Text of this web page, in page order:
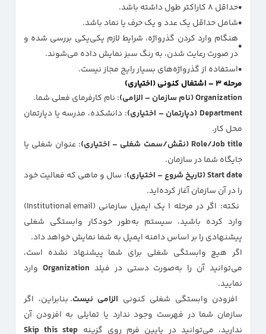
حداقل ۸ کاراکتر طول داشته باشد.
شامل حداقل یک عدد و یک حرف یا نماد باشد.
هنگام وارد کردن گذرواژه، شرایط لازم یکی‌یکی بررسی شده و
در صورت رعایت شدن، به رنگ سبز نمایش داده می‌شوند.
استفاده از گذرواژه‌های بسیار رایج مجاز نیست.
مرحله ۳ – اشتغال کنونی (اختیاری)
Organization (نام سازمان – الزامی)
: نام کارفرمای فعلی شما.
Department (دپارتمان – اختیاری)
: دانشکده، مدرسه یا دپارتمان
محل کار.
Role/Job title (نقش/سمت شغلی – اختیاری)
: عنوان شغلی یا
جایگاه شما در سازمان.
Start date (تاریخ شروع – اختیاری)
: سال و ماهی که فعالیت خود
را در آن سازمان آغاز کرده‌اید.
نکته: اگر در مرحله ۱ یک ایمیل سازمانی (Institutional email)
وارد کرده باشید، سیستم به‌طور خودکار وابستگی شغلی
پیشنهادی را بر اساس دامنه ایمیل به شما نمایش خواهد داد.
اگر هیچ وابستگی شغلی برای شما پیشنهاد نشده است،
می‌توانید آن را به‌صورت دستی در فیلد
وارد
نمایید.
افزودن وابستگی شغلی کنونی الزامی نیست. بنابراین، اگر
سازمان شما در فهرست وجود ندارد یا تمایلی به افزودن آن
ندارید، می‌توانید در پایین فرم روی گزینه Skip this step